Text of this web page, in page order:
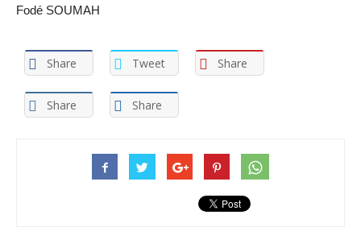
Fodé SOUMAH
Share Tweet Share
Share Share